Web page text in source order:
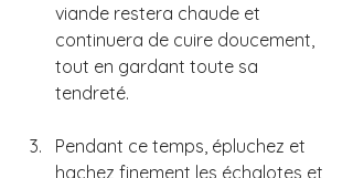
viande restera chaude et
continuera de cuire doucement,
tout en gardant toute sa
tendreté.
Pendant ce temps, épluchez et
hachez finement les échalotes et